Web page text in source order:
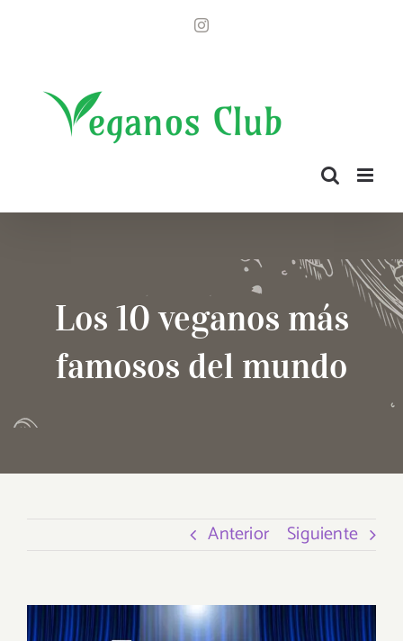
Instagram
Los 10 veganos más
famosos del mundo
Anterior Siguiente